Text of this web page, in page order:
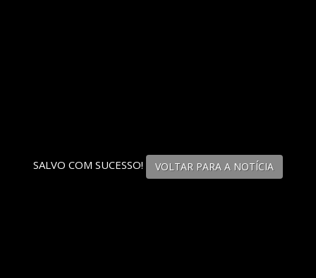
SALVO COM SUCESSO! VOLTAR PARA A NOTÍCIA